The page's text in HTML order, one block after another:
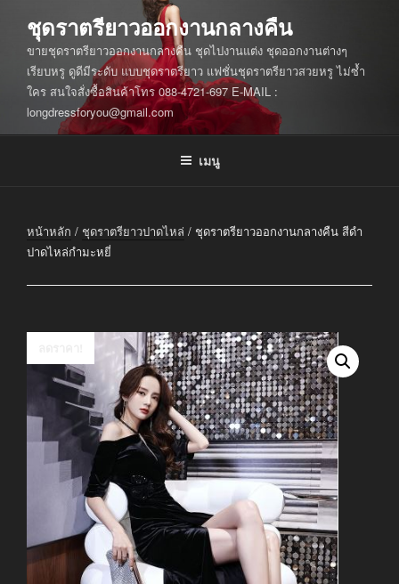
บทความ
ชุดราตรียาวออกงานกลางคืน
ขายชุดราตรียาวออกงานกลางคืน ชุดไปงานแต่ง ชุดออกงานต่างๆ
เรียบหรู ดูดีมีระดับ แบบชุดราตรียาว แฟชั่นชุดราตรียาวสวยหรู ไม่ซ้ำ
ใคร สนใจสั่งซื้อสินค้าโทร 088-4721-697 E-MAIL :
longdressforyou@gmail.com
เมนู
หน้าหลัก / ชุดราตรียาวปาดไหล่ / ชุดราตรียาวออกงานกลางคืน สีดำ
ปาดไหล่กำมะหยี่